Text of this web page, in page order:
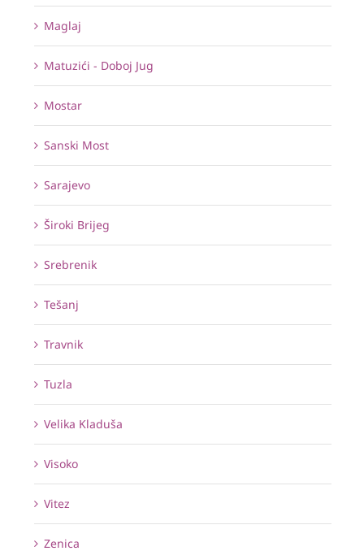
Maglaj
Matuzići - Doboj Jug
Mostar
Sanski Most
Sarajevo
Široki Brijeg
Srebrenik
Tešanj
Travnik
Tuzla
Velika Kladuša
Visoko
Vitez
Zenica